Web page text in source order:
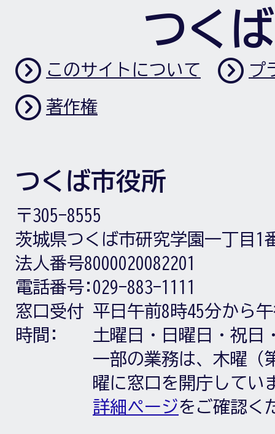
つく
このサイトについて プ
著作権
つくば市役所
〒305-8555
茨城県つくば市研究学園一丁目1
法人番号8000020082201
電話番号: 029-883-1111
窓口受付
時間:
平日午前8時45分から
土曜日・日曜日・祝日
一部の業務は、木曜（
曜に窓口を開庁してい
詳細ページをご確認く